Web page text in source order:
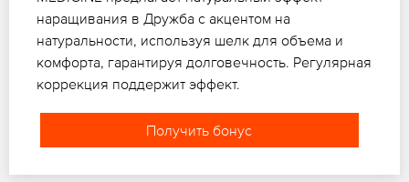
наращивания в Дружба с акцентом на
натуральности, используя шелк для объема и
комфорта, гарантируя долговечность. Регулярная
коррекция поддержит эффект.
Получить бонус